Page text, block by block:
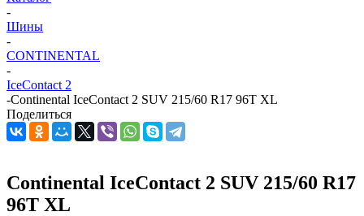
-
Шины
-
CONTINENTAL
-
IceContact 2
-Continental IceContact 2 SUV 215/60 R17 96T XL
Поделиться
Continental IceContact 2 SUV 215/60 R17
96T XL